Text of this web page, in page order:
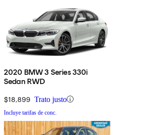
2020 BMW 3 Series 330i
Sedan RWD
$18,899 Trato justo
Incluye tarifas de conc.